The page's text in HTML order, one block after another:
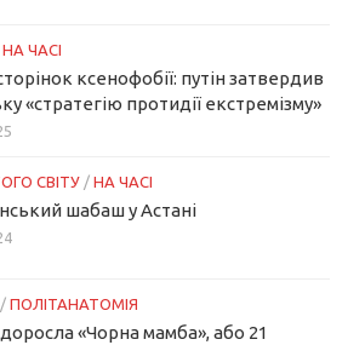
НА ЧАСІ
ксенофобії: путін затвердив
«стратегію протидії екстремізму»
СВІТУ / НА ЧАСІ
шабаш у Астані
/ ПОЛІТАНАТОМІЯ
доросла «Чорна мамба», або 21